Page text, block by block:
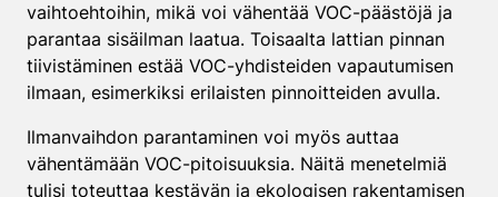
vaihtoehtoihin, mikä voi vähentää VOC-päästöjä ja
parantaa sisäilman laatua. Toisaalta lattian pinnan
tiivistäminen estää VOC-yhdisteiden vapautumisen
ilmaan, esimerkiksi erilaisten pinnoitteiden avulla.
Ilmanvaihdon parantaminen voi myös auttaa
vähentämään VOC-pitoisuuksia. Näitä menetelmiä
tulisi toteuttaa kestävän ja ekologisen rakentamisen